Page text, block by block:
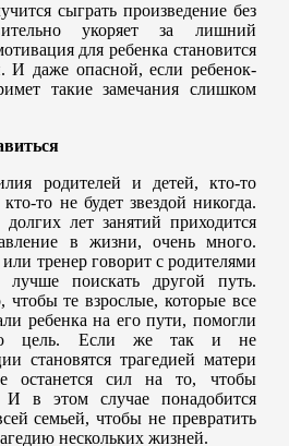
сыграть произведение без
укоряет за лишний
для ребенка становится
И даже опасной, если ребенок-
такие замечания слишком
родителей и детей, кто-то
то не будет звездой никогда.
лет занятий приходится
в жизни, очень много.
тренер говорит с родителями
поискать другой путь.
те взрослые, которые все
ребенка на его пути, помогли
цель. Если же так и не
становятся трагедией матери
сил на то, чтобы
И в этом случае понадобится
семьей, чтобы не превратить
нескольких жизней.